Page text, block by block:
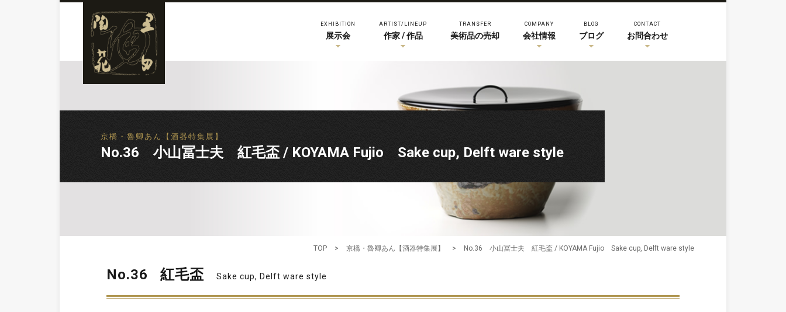
EXHIBITION
展示会
ARTIST/LINEUP
作家 / 作品
TRANSFER
美術品の売却
COMPANY
会社情報
BLOG
ブログ
CONTACT
お問合わせ
京橋・魯卿あん【酒器特集展】
No.36 小山冨士夫 紅毛盃 / KOYAMA Fujio Sake cup, Delft ware style
TOP > 京橋・魯卿あん【酒器特集展】 > No.36 小山冨士夫 紅毛盃 / KOYAMA Fujio Sake cup, Delft ware style
No.36 紅毛盃 Sake cup, Delft ware style